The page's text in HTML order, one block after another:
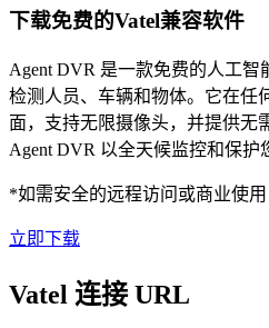
下载免费的Vatel兼容软件
Agent DVR 是一款免费的人工
检测人员、车辆和物体。它在任
面，支持无限摄像头，并提供无
Agent DVR 以全天候监控和保护
*如需安全的远程访问或商业使用
立即下载
Vatel 连接 URL